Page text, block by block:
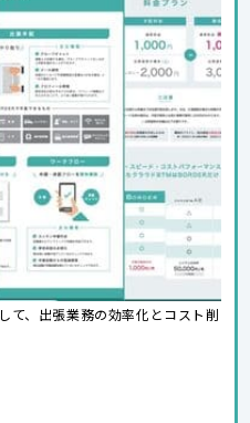
て、出張業務の効率化とコスト削